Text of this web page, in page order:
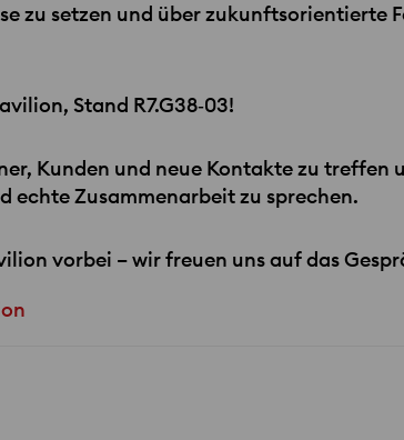
zu setzen und über zukunftsorientierte
Stand R7.G38‑03!
Kunden und neue Kontakte zu treffen
echte Zusammenarbeit zu sprechen.
vorbei – wir freuen uns auf das